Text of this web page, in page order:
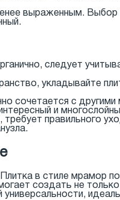
выраженным. Выбор
следует
укладывайте
сочетается с
и
правильного
в стиле мрамор
создать не